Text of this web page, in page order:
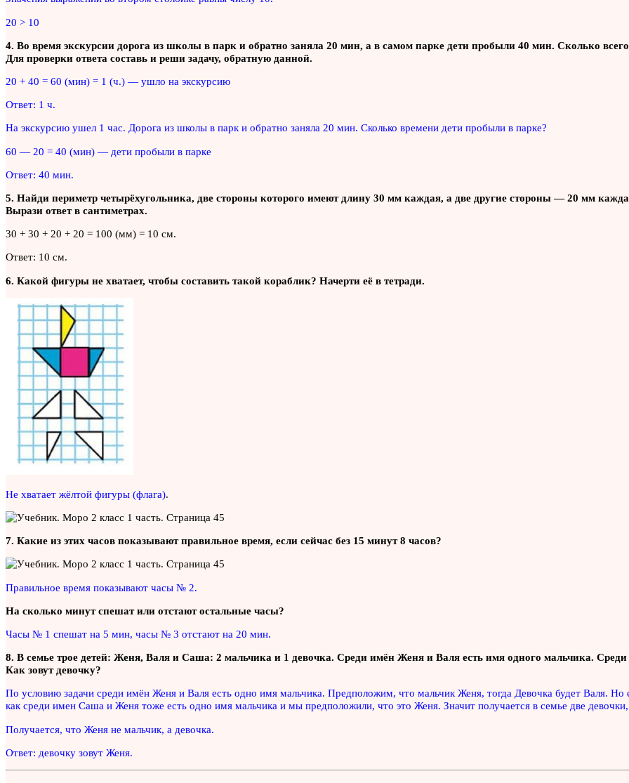
20 > 10
4. Во время экскурсии дорога из школы в парк и обратно заняла 20 мин, а в самом парке дети пробыли 40 мин. Сколько
Для проверки ответа составь и реши задачу, обратную данной.
20 + 40 = 60 (мин) = 1 (ч.) — ушло на экскурсию
Ответ: 1 ч.
На экскурсию ушел 1 час. Дорога из школы в парк и обратно заняла 20 мин. Сколько времени дети пробыли в парке?
60 — 20 = 40 (мин) — дети пробыли в парке
Ответ: 40 мин.
5. Найди периметр четырёхугольника, две стороны которого имеют длину 30 мм каждая, а две другие стороны — 20 мм
Вырази ответ в сантиметрах.
30 + 30 + 20 + 20 = 100 (мм) = 10 см.
Ответ: 10 см.
6. Какой фигуры не хватает, чтобы составить такой кораблик? Начерти её в тетради.
Не хватает жёлтой фигуры (флага).
7. Какие из этих часов показывают правильное время, если сейчас без 15 минут 8 часов?
Правильное время показывают часы № 2.
На сколько минут спешат или отстают остальные часы?
Часы № 1 спешат на 5 мин, часы № 3 отстают на 20 мин.
8. В семье трое детей: Женя, Валя и Саша: 2 мальчика и 1 девочка. Среди имён Женя и Валя есть имя одного мальчика.
Как зовут девочку?
По условию задачи среди имён Женя и Валя есть одно имя мальчика. Предположим, что мальчик Женя, тогда Девочка будет Валя.
как среди имен Саша и Женя тоже есть одно имя мальчика и мы предположили, что это Женя. Значит получается в семье две
Получается, что Женя не мальчик, а девочка.
Ответ: девочку зовут Женя.